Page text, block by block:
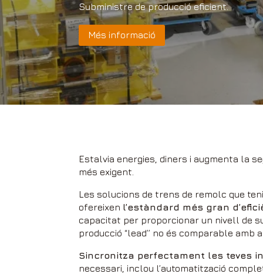
Subministre de producció eficient.
Més informació
Estalvia energies, diners i augmenta la
més exigent.
Les solucions de trens de remolc que
ofereixen l’estàndard més gran
capacitat per proporcionar un nivell de
producció “lead” no és comparable amb
Sincronitza perfectament les teves
necessari, inclou l’automatització